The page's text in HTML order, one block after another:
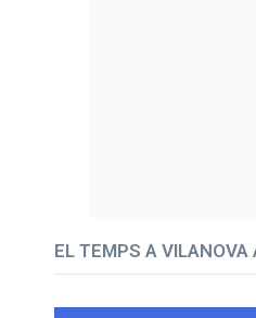
EL TEMPS A VILANOVA